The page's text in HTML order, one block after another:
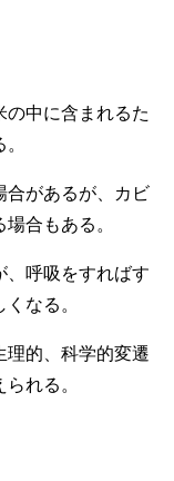
の中に含まれるた
合があるが、カビ
合もある。
、呼吸をすればす
なる。
理的、科学的変遷
れる。